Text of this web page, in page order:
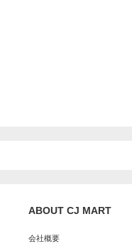
ABOUT CJ MART
会社概要